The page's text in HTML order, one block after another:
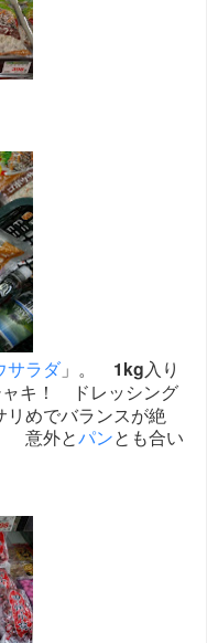
サラダ」。 1kg入り
キ！ ドレッシング
めでバランスが絶
意外とパンとも合い